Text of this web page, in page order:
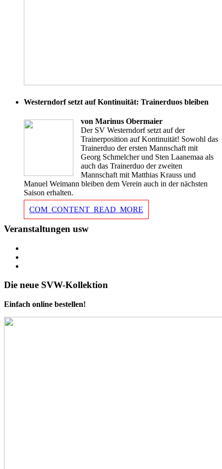
Westerndorf setzt auf Kontinuität: Trainerduos bleiben
von Marinus Obermaier
Der SV Westerndorf setzt auf der
Trainerposition auf Kontinuität! Sowohl das
Trainerduo der ersten Mannschaft mit
Georg Schmelcher und Sten Laanemaa als
auch das Trainerduo der zweiten
Mannschaft mit Matthias Krauss und
Manuel Weimann bleiben dem Verein auch in der nächsten
Saison erhalten.
COM_CONTENT_READ_MORE
Veranstaltungen usw
Die neue SVW-Kollektion
Einfach online bestellen!